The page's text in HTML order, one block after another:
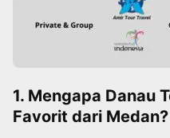
1. Mengapa Danau
Favorit dari Medan?